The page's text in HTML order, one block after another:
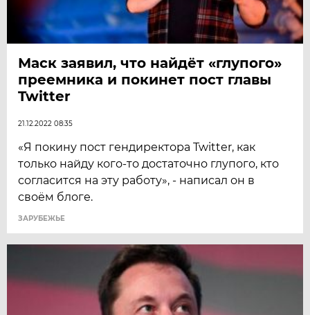
Маск заявил, что найдёт «глупого»
преемника и покинет пост главы
Twitter
21.12.2022 08:35
«Я покину пост гендиректора Twitter, как
только найду кого-то достаточно глупого, кто
согласится на эту работу», - написал он в
своём блоге.
ЗАРУБЕЖЬЕ